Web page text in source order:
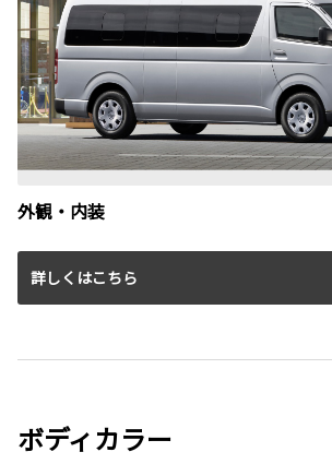
外観・内装
詳しくはこちら
ボディカラー